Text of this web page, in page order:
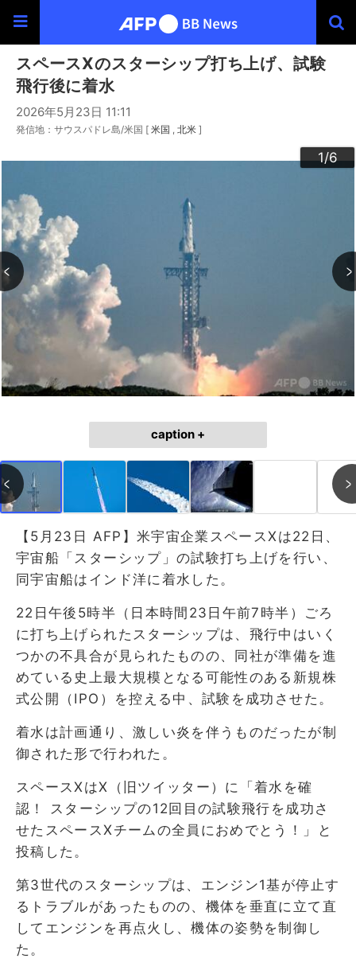
スペースXのスターシップ打ち上げ、試験
飛行後に着水
2026年5月23日 11:11
発信地：サウスパドレ島/米国 [ 米国 北米 ]
1/6
2/6
3/6
4/6
5/6
6/6
caption +
【5月23日 AFP】米宇宙企業スペースXは22日、
宇宙船「スターシップ」の試験打ち上げを行い、
同宇宙船はインド洋に着水した。
22日午後5時半（日本時間23日午前7時半）ごろ
に打ち上げられたスターシップは、飛行中はいく
つかの不具合が見られたものの、同社が準備を進
めている史上最大規模となる可能性のある新規株
式公開（IPO）を控える中、試験を成功させた。
着水は計画通り、激しい炎を伴うものだったが制
御された形で行われた。
スペースXはX（旧ツイッター）に「着水を確
認！ スターシップの12回目の試験飛行を成功さ
せたスペースXチームの全員におめでとう！」と
投稿した。
第3世代のスターシップは、エンジン1基が停止す
るトラブルがあったものの、機体を垂直に立て直
してエンジンを再点火し、機体の姿勢を制御し
た。